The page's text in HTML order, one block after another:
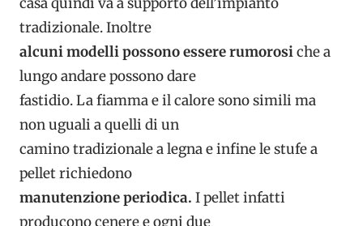
tradizionale. Inoltre
alcuni modelli possono essere rumorosiche a
lungo andare possono dare
fastidio. La fiamma e il calore sono simili ma
non uguali a quelli di un
camino tradizionale a legna e infine le stufe a
pellet richiedono
manutenzione periodica. I pellet infatti
producono cenere e ogni due